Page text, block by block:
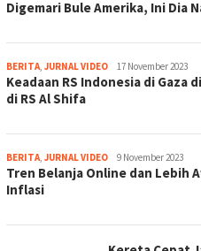
Digemari Bule Amerika, Ini Dia
BERITA, JURNAL VIDEOjurnal
17 November 2023
Keadaan RS Indonesia di Gaza
di RS Al Shifa
BERITA, JURNAL VIDEOjurnal
9 November 2023
Tren Belanja Online dan Lebih
Inflasi